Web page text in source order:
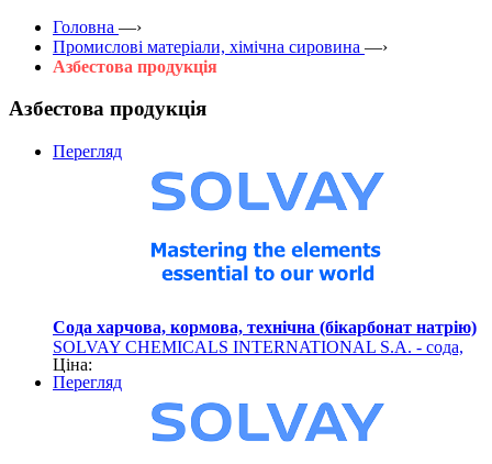
Головна —›
Промислові матеріали, хімічна сировина —›
Азбестова продукція
Азбестова продукція
Перегляд
Сода харчова, кормова, технічна (бікарбонат натрію)
SOLVAY CHEMICALS INTERNATIONAL S.A. - сода,
сульфат барію (хімічна продукція)
Ціна:
Перегляд